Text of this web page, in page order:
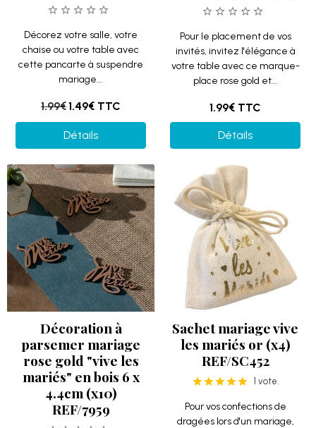
Décorez votre salle, votre
chaise ou votre table avec
cette pancarte à suspendre
mariage...
1.99€1.49€ TTC
Détails
Pour le placement de vos
invités, invitez l'élégance à
votre table avec ce marque-
place rose gold et...
1.99€ TTC
Détails
Décoration à
parsemer mariage
rose gold "vive les
mariés" en bois 6 x
4.4cm (x10)
REF/7959
Sachet mariage vive
les mariés or (x4)
REF/SC452
1 vote.
Pour vos confections de
dragées lors d'un mariage,